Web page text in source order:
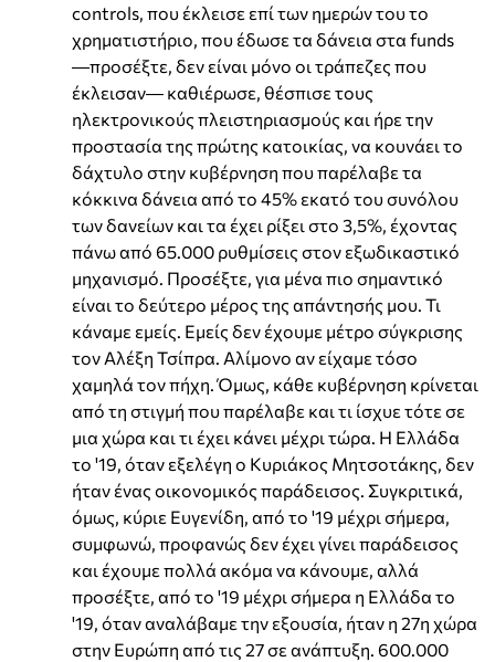
controls, που έκλεισε επί των ημερών του το
χρηματιστήριο, που έδωσε τα δάνεια στα funds
―προσέξτε, δεν είναι μόνο οι τράπεζες που
έκλεισαν― καθιέρωσε, θέσπισε τους
ηλεκτρονικούς πλειστηριασμούς και ήρε την
προστασία της πρώτης κατοικίας, να κουνάει το
δάχτυλο στην κυβέρνηση που παρέλαβε τα
κόκκινα δάνεια από το 45% εκατό του συνόλου
των δανείων και τα έχει ρίξει στο 3,5%, έχοντας
πάνω από 65.000 ρυθμίσεις στον εξωδικαστικό
μηχανισμό. Προσέξτε, για μένα πιο σημαντικό
είναι το δεύτερο μέρος της απάντησής μου. Τι
κάναμε εμείς. Εμείς δεν έχουμε μέτρο σύγκρισης
τον Αλέξη Τσίπρα. Αλίμονο αν είχαμε τόσο
χαμηλά τον πήχη. Όμως, κάθε κυβέρνηση κρίνεται
από τη στιγμή που παρέλαβε και τι ίσχυε τότε σε
μια χώρα και τι έχει κάνει μέχρι τώρα. Η Ελλάδα
το '19, όταν εξελέγη ο Κυριάκος Μητσοτάκης, δεν
ήταν ένας οικονομικός παράδεισος. Συγκριτικά,
όμως, κύριε Ευγενίδη, από το '19 μέχρι σήμερα,
συμφωνώ, προφανώς δεν έχει γίνει παράδεισος
και έχουμε πολλά ακόμα να κάνουμε, αλλά
προσέξτε, από το '19 μέχρι σήμερα η Ελλάδα το
'19, όταν αναλάβαμε την εξουσία, ήταν η 27η χώρα
στην Ευρώπη από τις 27 σε ανάπτυξη. 600.000